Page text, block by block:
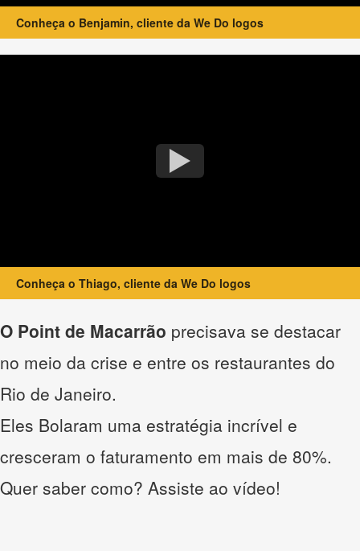
Conheça o Benjamin, cliente da We Do logos
Conheça o Thiago, cliente da We Do logos
O Point de Macarrão precisava se destacar
no meio da crise e entre os restaurantes do
Rio de Janeiro.
Eles Bolaram uma estratégia incrível e
cresceram o faturamento em mais de 80%.
Quer saber como? Assiste ao vídeo!